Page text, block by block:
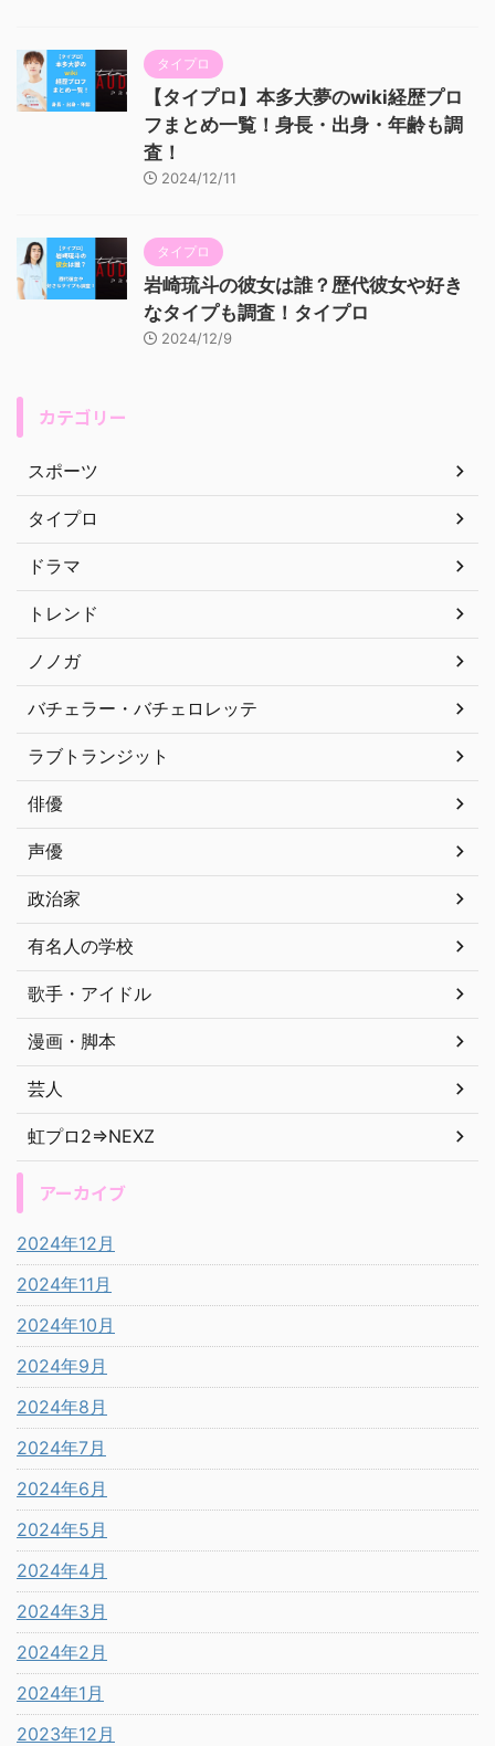
タイプロ
【タイプロ】本多大夢のwiki経歴プロ
フまとめ一覧！身長・出身・年齢も調
査！
2024/12/11
タイプロ
岩崎琉斗の彼女は誰？歴代彼女や好き
なタイプも調査！タイプロ
2024/12/9
カテゴリー
スポーツ
タイプロ
ドラマ
トレンド
ノノガ
バチェラー・バチェロレッテ
ラブトランジット
俳優
声優
政治家
有名人の学校
歌手・アイドル
漫画・脚本
芸人
虹プロ2⇒NEXZ
アーカイブ
2024年12月
2024年11月
2024年10月
2024年9月
2024年8月
2024年7月
2024年6月
2024年5月
2024年4月
2024年3月
2024年2月
2024年1月
2023年12月